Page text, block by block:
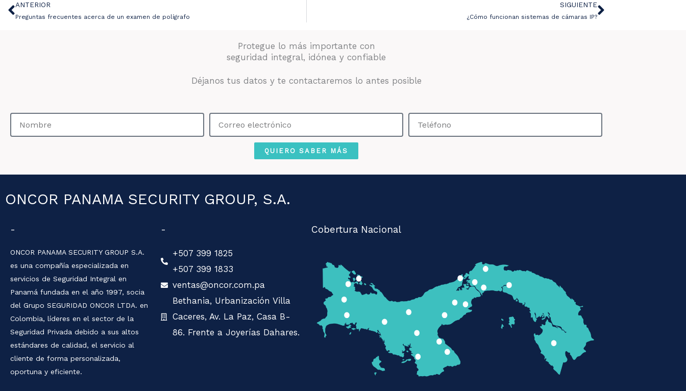
Ant
ANTERIOR
Preguntas frecuentes acerca de un examen de polígrafo
SIGUIENTE
¿Cómo funcionan sistemas de cámaras IP?Siguiente
Protegue lo más importante con
seguridad integral, idónea y confiable
Déjanos tus datos y te contactaremos lo antes posible
Nombre
Correo
electrónico
Teléfono
QUIERO SABER MÁS
ONCOR PANAMA SECURITY GROUP, S.A.
-
ONCOR PANAMA SECURITY GROUP S.A.
es una compañía especializada en
servicios de Seguridad Integral en
Panamá fundada en el año 1997, socia
del Grupo SEGURIDAD ONCOR LTDA. en
Colombia, líderes en el sector de la
Seguridad Privada debido a sus altos
estándares de calidad, el servicio al
cliente de forma personalizada,
oportuna y eficiente.
-
+507 399 1825
+507 399 1833
ventas@oncor.com.pa
Bethania, Urbanización Villa
Caceres, Av. La Paz, Casa B-
86. Frente a Joyerías Dahares.
Cobertura Nacional